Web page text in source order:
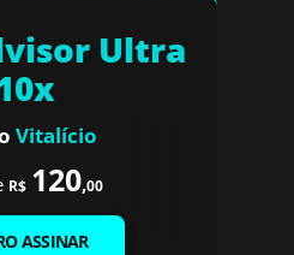
Ultra
Vitalício
R$ 120,00
ASSINAR